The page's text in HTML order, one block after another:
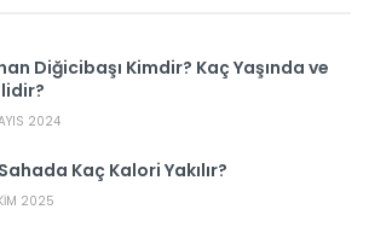
Diğicibaşı Kimdir? Kaç Yaşında ve
2024
Kaç Kalori Yakılır?
2025